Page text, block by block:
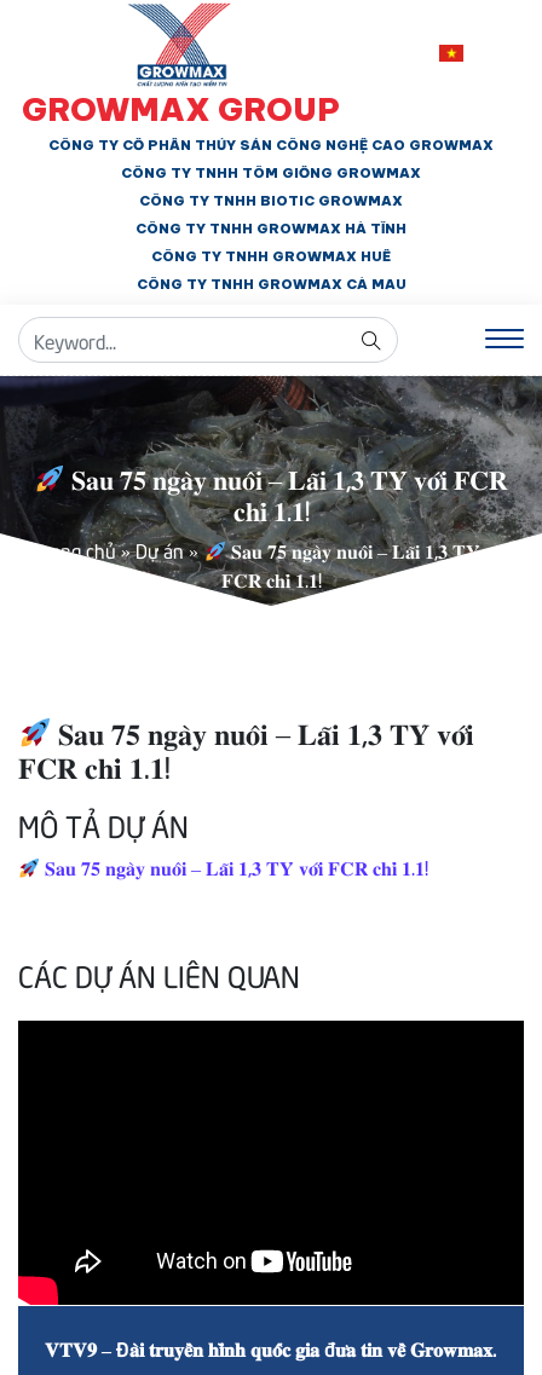
GROWMAX GROUP
CÔNG TY CỔ PHẦN THỦY SẢN CÔNG NGHỆ CAO GROWMAX
CÔNG TY TNHH TÔM GIỐNG GROWMAX
CÔNG TY TNHH BIOTIC GROWMAX
CÔNG TY TNHH GROWMAX HÀ TĨNH
CÔNG TY TNHH GROWMAX HUẾ
CÔNG TY TNHH GROWMAX CÀ MAU
𝐒𝐚𝐮 𝟕𝟓 𝐧𝐠𝐚̀𝐲 𝐧𝐮𝐨̂𝐢 – 𝐋𝐚̃𝐢 𝟏,𝟑 𝐓𝐘̉ 𝐯𝐨̛́𝐢 𝐅𝐂𝐑
𝐜𝐡𝐢̉ 𝟏.𝟏!
Trang chủ»Dự án»
𝐒𝐚𝐮 𝟕𝟓 𝐧𝐠𝐚̀𝐲 𝐧𝐮𝐨̂𝐢 – 𝐋𝐚̃𝐢 𝟏,𝟑 𝐓𝐘̉ 𝐯𝐨̛́𝐢
𝐅𝐂𝐑 𝐜𝐡𝐢̉ 𝟏.𝟏!
𝐒𝐚𝐮 𝟕𝟓 𝐧𝐠𝐚̀𝐲 𝐧𝐮𝐨̂𝐢 – 𝐋𝐚̃𝐢 𝟏,𝟑 𝐓𝐘̉ 𝐯𝐨̛́𝐢
𝐅𝐂𝐑 𝐜𝐡𝐢̉ 𝟏.𝟏!
MÔ TẢ DỰ ÁN
𝐒𝐚𝐮 𝟕𝟓 𝐧𝐠𝐚̀𝐲 𝐧𝐮𝐨̂𝐢 – 𝐋𝐚̃𝐢 𝟏,𝟑 𝐓𝐘̉ 𝐯𝐨̛́𝐢 𝐅𝐂𝐑 𝐜𝐡𝐢̉ 𝟏.𝟏!
CÁC DỰ ÁN LIÊN QUAN
𝐕𝐓𝐕𝟗 – Đ𝐚̀𝐢 𝐭𝐫𝐮𝐲𝐞̂̀𝐧 𝐡𝐢̀𝐧𝐡 𝐪𝐮𝐨̂́𝐜 𝐠𝐢𝐚 đ𝐮̛𝐚 𝐭𝐢𝐧 𝐯𝐞̂̀ 𝐆𝐫𝐨𝐰𝐦𝐚𝐱.